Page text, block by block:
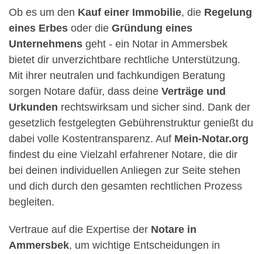
Ob es um den Kauf einer Immobilie, die Regelung
eines Erbes oder die Gründung eines
Unternehmens geht - ein Notar in Ammersbek
bietet dir unverzichtbare rechtliche Unterstützung.
Mit ihrer neutralen und fachkundigen Beratung
sorgen Notare dafür, dass deine Verträge und
Urkunden rechtswirksam und sicher sind. Dank der
gesetzlich festgelegten Gebührenstruktur genießt du
dabei volle Kostentransparenz. Auf Mein-Notar.org
findest du eine Vielzahl erfahrener Notare, die dir
bei deinen individuellen Anliegen zur Seite stehen
und dich durch den gesamten rechtlichen Prozess
begleiten.
Vertraue auf die Expertise der Notare in
Ammersbek, um wichtige Entscheidungen in